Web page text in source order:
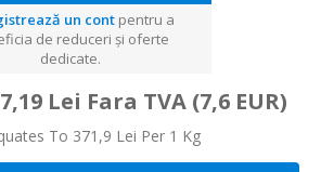
un contpentru a
de reduceri și oferte
dedicate.
Lei Fara TVA (7,6 EUR)
To 371,9 Lei Per 1 Kg